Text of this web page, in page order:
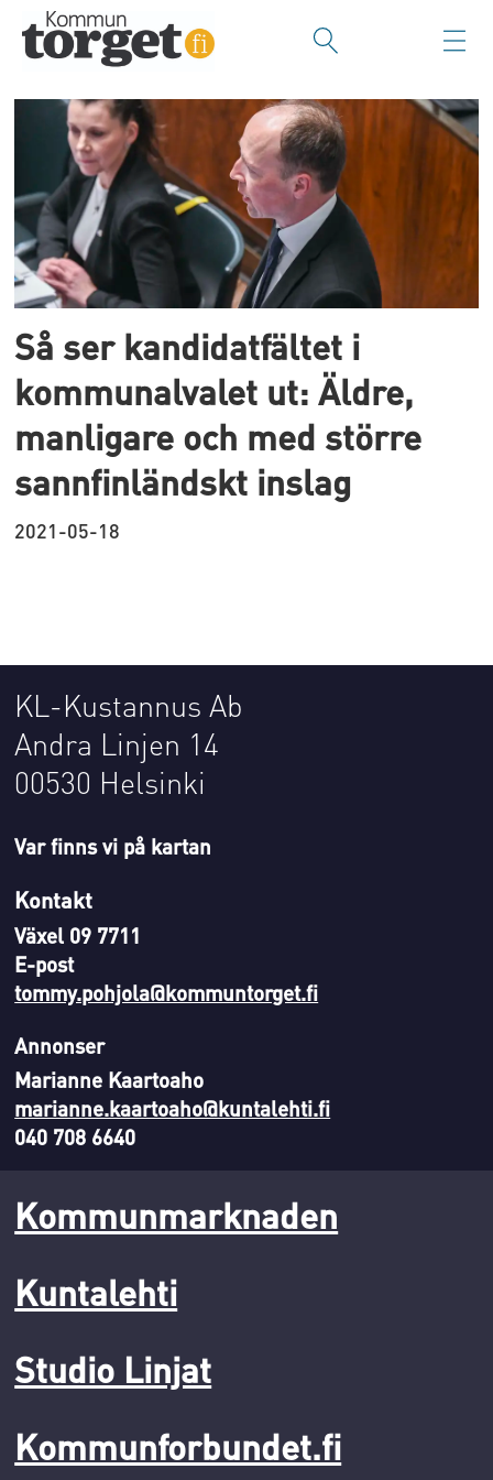
Tag:
kandidater
Så ser kandidatfältet i
kommunalvalet ut: Äldre,
manligare och med större
sannfinländskt inslag
2021-05-18
KL-Kustannus Ab
Andra Linjen 14
00530 Helsinki
Var finns vi på kartan
Kontakt
Växel 09 7711
E-post
tommy.pohjola@kommuntorget.fi
Annonser
Marianne Kaartoaho
marianne.kaartoaho@kuntalehti.fi
040 708 6640
Kommunmarknaden
Kuntalehti
Studio Linjat
Kommunforbundet.fi